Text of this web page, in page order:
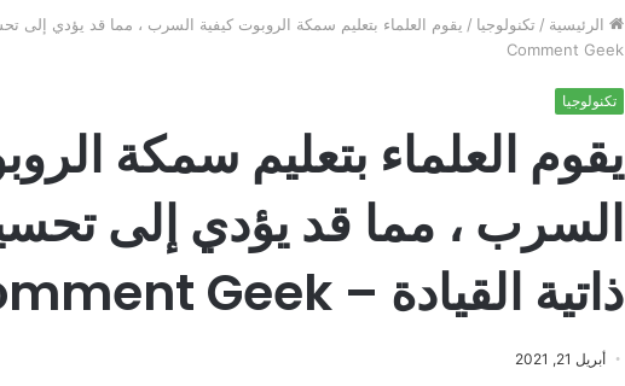
الرئيسية / تكنولوجيا / يقوم العلماء بتعليم سمكة الروبوت كيفية السرب ، مما قد يؤدي إلى
Comment Geek
تكنولوجيا
يقوم العلماء بتعليم سمكة
السرب ، مما قد يؤدي إلى
ذاتية القيادة – Comment Geek
أبريل 21, 2021